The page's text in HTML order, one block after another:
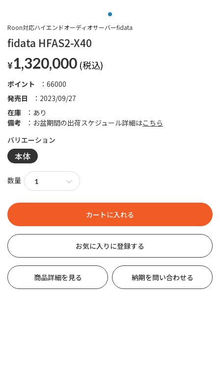
fidata HFAS2-X40
Roon対応ハイエンドオーディオサーバーfidata
¥1,320,000
発売日 2023/09/27
ポイント 66000
在庫
あり
備考
お盆期間の出荷スケジュール詳細はこちら
本体
数量
お気に入りに登録する
商品詳細を見る 納期を問い合わせる